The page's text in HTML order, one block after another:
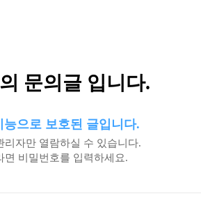
문의글 입니다.
능으로 보호된 글입니다.
리자만 열람하실 수 있습니다.
면 비밀번호를 입력하세요.